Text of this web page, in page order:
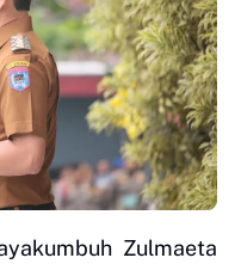
Zulmaeta